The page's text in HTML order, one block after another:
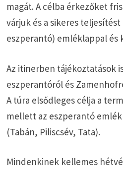
magát. A célba érkezőket
várjuk és a sikeres
eszperantó) emléklappal és
Az itinerben tájékoztatások
eszperantóról és
A túra elsődleges célja a
mellett az eszperantó
(Tabán, Piliscsév, Tata).
Mindenkinek kellemes